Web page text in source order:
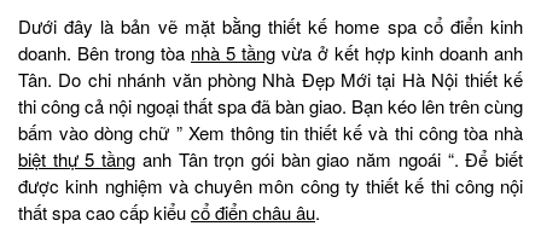
Dưới đây là bản vẽ mặt bằng thiết kế home spa cổ điển kinh
doanh. Bên trong tòa nhà 5 tầng vừa ở kết hợp kinh doanh anh
Tân. Do chi nhánh văn phòng Nhà Đẹp Mới tại Hà Nội thiết kế
thi công cả nội ngoại thất spa đã bàn giao. Bạn kéo lên trên cùng
bấm vào dòng chữ ” Xem thông tin thiết kế và thi công tòa nhà
biệt thự 5 tầng anh Tân trọn gói bàn giao năm ngoái “. Để biết
được kinh nghiệm và chuyên môn công ty thiết kế thi công nội
thất spa cao cấp kiểucổ điển châu âu.